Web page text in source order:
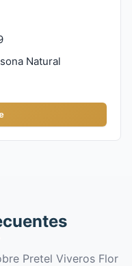
Natural
Pretel Viveros Flor